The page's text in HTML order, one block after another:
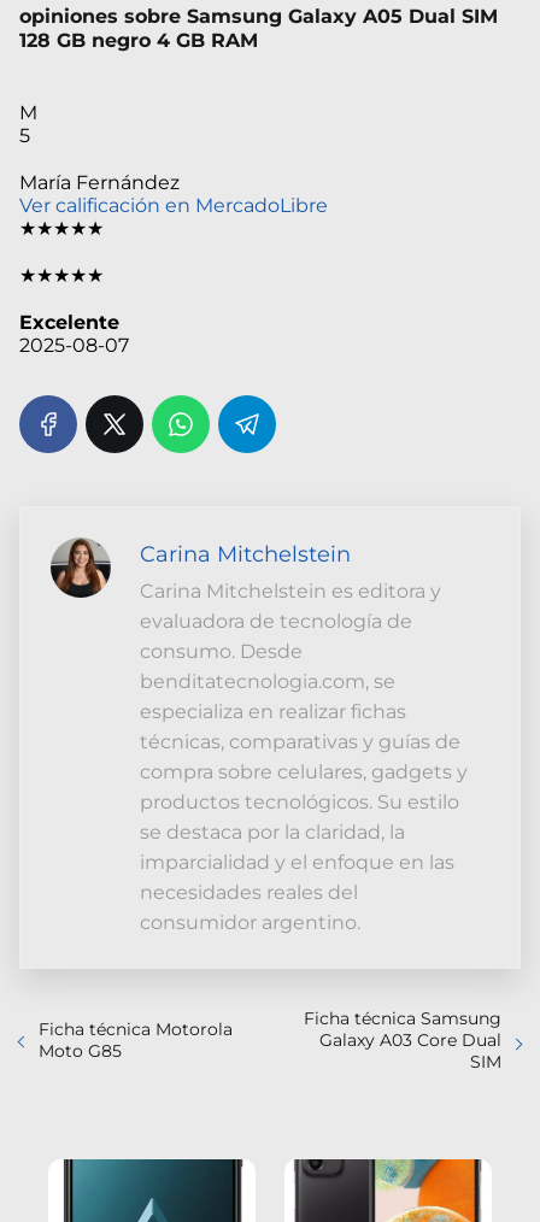
opiniones sobre Samsung Galaxy A05 Dual SIM
128 GB negro 4 GB RAM
M
5
María Fernández
Ver calificación en MercadoLibre
★★★★★
★★★★★
Excelente
2025-08-07
Carina Mitchelstein
Carina Mitchelstein es editora y
evaluadora de tecnología de
consumo. Desde
benditatecnologia.com, se
especializa en realizar fichas
técnicas, comparativas y guías de
compra sobre celulares, gadgets y
productos tecnológicos. Su estilo
se destaca por la claridad, la
imparcialidad y el enfoque en las
necesidades reales del
consumidor argentino.
Ficha técnica Motorola
Moto G85
Ficha técnica Samsung
Galaxy A03 Core Dual
SIM